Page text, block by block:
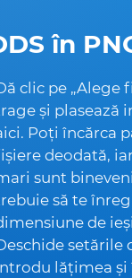
în
clic pe „Alege
și plasează
Poți încărca
deodată,
sunt
să te
de
setările
lățimea